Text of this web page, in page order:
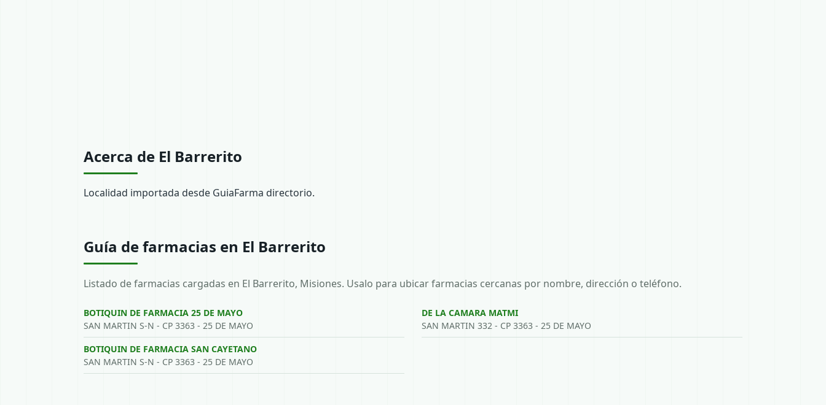
Acerca de El Barrerito
Localidad importada desde GuiaFarma directorio.
Guía de farmacias en El Barrerito
Listado de farmacias cargadas en El Barrerito, Misiones. Usalo para ubicar farmacias cercanas por nombre, dirección o teléfono.
BOTIQUIN DE FARMACIA 25 DE MAYO
SAN MARTIN S-N - CP 3363 - 25 DE MAYO
BOTIQUIN DE FARMACIA SAN CAYETANO
SAN MARTIN S-N - CP 3363 - 25 DE MAYO
DE LA CAMARA MATMI
SAN MARTIN 332 - CP 3363 - 25 DE MAYO